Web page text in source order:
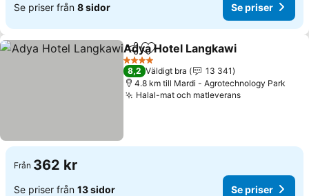
Se priser från 8 sidor Se priser
Dela Lägg till i Mina Favoriter
Adya Hotel Langkawi
4 Stjärnor
8,2 Väldigt bra
13 341
4.8 km till Mardi - Agrotechnology Park
Halal-mat och matleveransSe priser
Från 362 kr
Se priser från 13 sidor Se priser